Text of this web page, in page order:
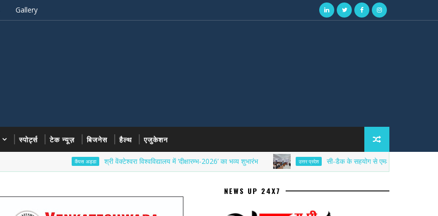
Gallery
स्पोर्ट्स टेक न्यूज़ बिजनेस हैल्थ एजुकेशन
श्री वेंक्टेश्वरा विश्वविद्यालय में ‘दीक्षारम्भ-2026’ का भव्य शुभारंभ उत्तर प्रदेश सी-डैक के सहयोग से एमआईईटी में साइबर सिक्योरिटी
NEWS UP 24X7